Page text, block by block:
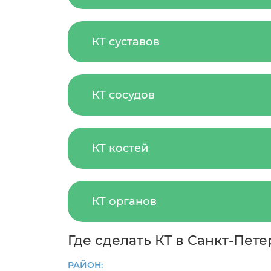
КТ суставов
КТ сосудов
КТ костей
КТ органов
Где сделать КТ в Санкт-
РАЙОН: